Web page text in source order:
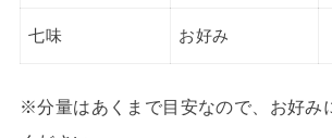
七味 お好み
※分量はあくまで目安なので、お好み